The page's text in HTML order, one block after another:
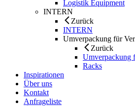
Logistik Equipment
INTERN
Zurück
INTERN
Umverpackung für
Zurück
Umverpackung
Racks
Inspirationen
Über uns
Kontakt
Anfrageliste